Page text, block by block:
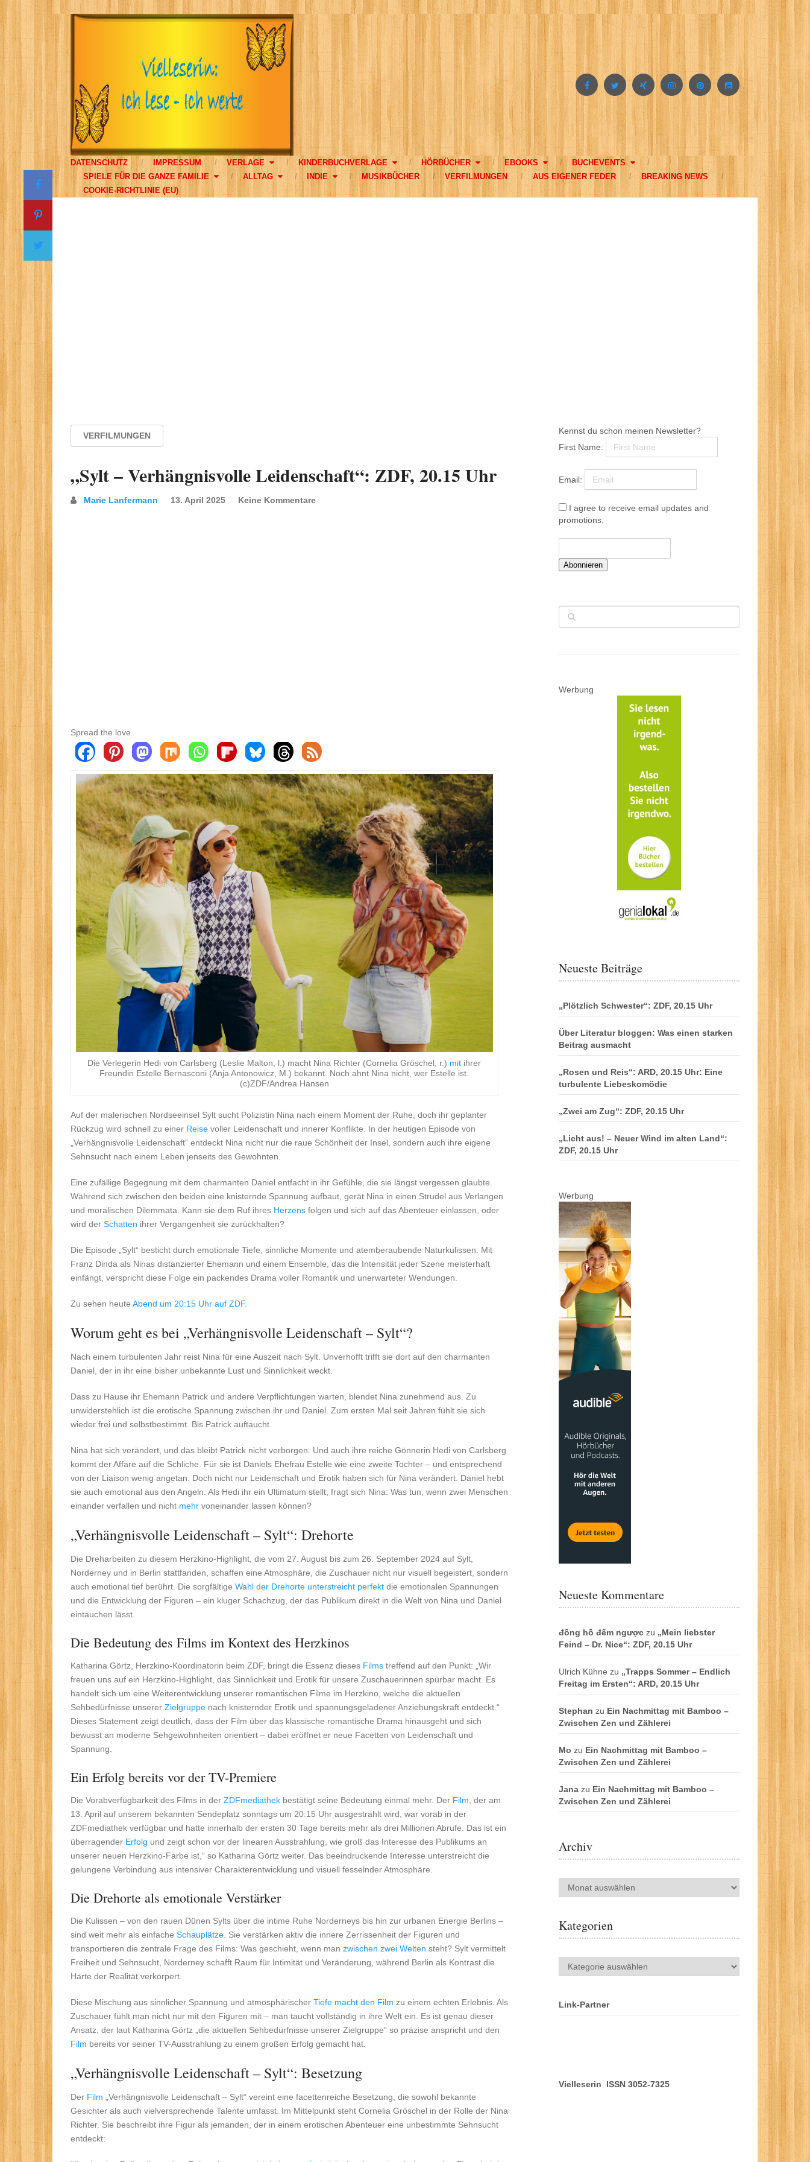
DATENSCHUTZ IMPRESSUM VERLAGE KINDERBUCHVERLAGE HÖRBÜCHER EBOOKS
BUCHEVENTS
SPIELE FÜR DIE GANZE FAMILIE
ALLTAG INDIE MUSIKBÜCHER VERFILMUNGEN AUS EIGENER FEDER
BREAKING NEWS
COOKIE-RICHTLINIE (EU)
VERFILMUNGEN
„Sylt – Verhängnisvolle Leidenschaft“: ZDF, 20.15 Uhr
Marie Lanfermann 13. April 2025 Keine Kommentare
Spread the love
Die Verlegerin Hedi von Carlsberg (Leslie Malton, l.) macht Nina Richter (Cornelia Gröschel, r.) mit ihrer
Freundin Estelle Bernasconi (Anja Antonowicz, M.) bekannt. Noch ahnt Nina nicht, wer Estelle ist.
(c)ZDF/Andrea Hansen
Auf der malerischen Nordseeinsel Sylt sucht Polizistin Nina nach einem Moment der Ruhe, doch ihr geplanter
Rückzug wird schnell zu einer Reise voller Leidenschaft und innerer Konflikte. In der heutigen Episode von
„Verhängnisvolle Leidenschaft“ entdeckt Nina nicht nur die raue Schönheit der Insel, sondern auch ihre eigene
Sehnsucht nach einem Leben jenseits des Gewohnten.
Eine zufällige Begegnung mit dem charmanten Daniel entfacht in ihr Gefühle, die sie längst vergessen glaubte.
Während sich zwischen den beiden eine knisternde Spannung aufbaut, gerät Nina in einen Strudel aus Verlangen
und moralischen Dilemmata. Kann sie dem Ruf ihres Herzens folgen und sich auf das Abenteuer einlassen, oder
wird der Schatten ihrer Vergangenheit sie zurückhalten?
Die Episode „Sylt“ besticht durch emotionale Tiefe, sinnliche Momente und atemberaubende Naturkulissen. Mit
Franz Dinda als Ninas distanzierter Ehemann und einem Ensemble, das die Intensität jeder Szene meisterhaft
einfängt, verspricht diese Folge ein packendes Drama voller Romantik und unerwarteter Wendungen.
Zu sehen heute Abend um 20:15 Uhr auf ZDF.
Worum geht es bei „Verhängnisvolle Leidenschaft – Sylt“?
Nach einem turbulenten Jahr reist Nina für eine Auszeit nach Sylt. Unverhofft trifft sie dort auf den charmanten
Daniel, der in ihr eine bisher unbekannte Lust und Sinnlichkeit weckt.
Dass zu Hause ihr Ehemann Patrick und andere Verpflichtungen warten, blendet Nina zunehmend aus. Zu
unwiderstehlich ist die erotische Spannung zwischen ihr und Daniel. Zum ersten Mal seit Jahren fühlt sie sich
wieder frei und selbstbestimmt. Bis Patrick auftaucht.
Nina hat sich verändert, und das bleibt Patrick nicht verborgen. Und auch ihre reiche Gönnerin Hedi von Carlsberg
kommt der Affäre auf die Schliche. Für sie ist Daniels Ehefrau Estelle wie eine zweite Tochter – und entsprechend
von der Liaison wenig angetan. Doch nicht nur Leidenschaft und Erotik haben sich für Nina verändert. Daniel hebt
sie auch emotional aus den Angeln. Als Hedi ihr ein Ultimatum stellt, fragt sich Nina: Was tun, wenn zwei Menschen
einander verfallen und nicht mehr voneinander lassen können?
„Verhängnisvolle Leidenschaft – Sylt“: Drehorte
Die Dreharbeiten zu diesem Herzkino-Highlight, die vom 27. August bis zum 26. September 2024 auf Sylt,
Norderney und in Berlin stattfanden, schaffen eine Atmosphäre, die Zuschauer nicht nur visuell begeistert, sondern
auch emotional tief berührt. Die sorgfältige Wahl der Drehorte unterstreicht perfekt die emotionalen Spannungen
und die Entwicklung der Figuren – ein kluger Schachzug, der das Publikum direkt in die Welt von Nina und Daniel
eintauchen lässt.
Die Bedeutung des Films im Kontext des Herzkinos
Katharina Görtz, Herzkino-Koordinatorin beim ZDF, bringt die Essenz dieses Films treffend auf den Punkt: „Wir
freuen uns auf ein Herzkino-Highlight, das Sinnlichkeit und Erotik für unsere Zuschauerinnen spürbar macht. Es
handelt sich um eine Weiterentwicklung unserer romantischen Filme im Herzkino, welche die aktuellen
Sehbedürfnisse unserer Zielgruppe nach knisternder Erotik und spannungsgeladener Anziehungskraft entdeckt.“
Dieses Statement zeigt deutlich, dass der Film über das klassische romantische Drama hinausgeht und sich
bewusst an moderne Sehgewohnheiten orientiert – dabei eröffnet er neue Facetten von Leidenschaft und
Spannung.
Ein Erfolg bereits vor der TV-Premiere
Die Vorabverfügbarkeit des Films in der ZDFmediathek bestätigt seine Bedeutung einmal mehr. Der Film , der am
13. April auf unserem bekannten Sendeplatz sonntags um 20:15 Uhr ausgestrahlt wird, war vorab in der
ZDFmediathek verfügbar und hatte innerhalb der ersten 30 Tage bereits mehr als drei Millionen Abrufe. Das ist ein
überragender Erfolg und zeigt schon vor der linearen Ausstrahlung, wie groß das Interesse des Publikums an
unserer neuen Herzkino-Farbe ist,“ so Katharina Görtz weiter. Das beeindruckende Interesse unterstreicht die
gelungene Verbindung aus intensiver Charakterentwicklung und visuell fesselnder Atmosphäre.
Die Drehorte als emotionale Verstärker
Die Kulissen – von den rauen Dünen Sylts über die intime Ruhe Norderneys bis hin zur urbanen Energie Berlins –
sind weit mehr als einfache Schauplätze . Sie verstärken aktiv die innere Zerrissenheit der Figuren und
transportieren die zentrale Frage des Films: Was geschieht, wenn man zwischen zwei Welten steht? Sylt vermittelt
Freiheit und Sehnsucht, Norderney schafft Raum für Intimität und Veränderung, während Berlin als Kontrast die
Härte der Realität verkörpert.
Diese Mischung aus sinnlicher Spannung und atmosphärischer Tiefe macht den Film zu einem echten Erlebnis. Als
Zuschauer fühlt man nicht nur mit den Figuren mit – man taucht vollständig in ihre Welt ein. Es ist genau dieser
Ansatz, der laut Katharina Görtz „die aktuellen Sehbedürfnisse unserer Zielgruppe“ so präzise anspricht und den
Film bereits vor seiner TV-Ausstrahlung zu einem großen Erfolg gemacht hat.
„Verhängnisvolle Leidenschaft – Sylt“: Besetzung
Der Film „Verhängnisvolle Leidenschaft – Sylt“ vereint eine facettenreiche Besetzung, die sowohl bekannte
Gesichter als auch vielversprechende Talente umfasst. Im Mittelpunkt steht Cornelia Gröschel in der Rolle der Nina
Richter. Sie beschreibt ihre Figur als jemanden, der in einem erotischen Abenteuer eine unbestimmte Sehnsucht
entdeckt:
Kennst du schon meinen Newsletter?
First Name:
Email:
I agree to receive email updates and
promotions.
Abonnieren
Werbung
Neueste Beiträge
„Plötzlich Schwester“: ZDF, 20.15 Uhr
Über Literatur bloggen: Was einen starken
Beitrag ausmacht
„Rosen und Reis“: ARD, 20.15 Uhr: Eine
turbulente Liebeskomödie
„Zwei am Zug“: ZDF, 20.15 Uhr
„Licht aus! – Neuer Wind im alten Land“:
ZDF, 20.15 Uhr
Werbung
Neueste Kommentare
đồng hồ đếm ngược zu „Mein liebster
Feind – Dr. Nice“: ZDF, 20.15 Uhr
Ulrich Kühne zu „Trapps Sommer – Endlich
Freitag im Ersten“: ARD, 20.15 Uhr
Stephan zu Ein Nachmittag mit Bamboo –
Zwischen Zen und Zählerei
Mo zu Ein Nachmittag mit Bamboo –
Zwischen Zen und Zählerei
Jana zu Ein Nachmittag mit Bamboo –
Zwischen Zen und Zählerei
Archiv
Archiv
Kategorien
Kategorien
Link-Partner
Vielleserin ISSN 3052-7325